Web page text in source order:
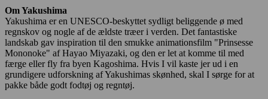
Om Yakushima
Yakushima er en UNESCO-beskyttet sydligt beliggende ø med
regnskov og nogle af de ældste træer i verden. Det fantastiske
landskab gav inspiration til den smukke animationsfilm "Prinsesse
Mononoke" af Hayao Miyazaki, og den er let at komme til med
færge eller fly fra byen Kagoshima. Hvis I vil kaste jer ud i en
grundigere udforskning af Yakushimas skønhed, skal I sørge for at
pakke både godt fodtøj og regntøj.